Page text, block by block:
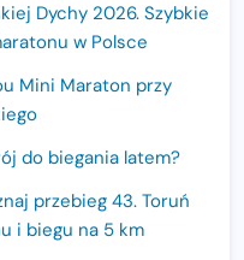
Dychy 2026. Szybkie
w Polsce
Mini Maraton przy
do biegania latem?
przebieg 43. Toruń
i biegu na 5 km